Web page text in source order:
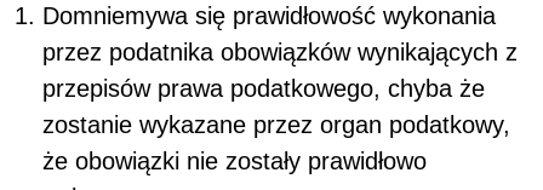
Domniemywa się prawidłowość wykonania
przez podatnika obowiązków wynikających z
przepisów prawa podatkowego, chyba że
zostanie wykazane przez organ podatkowy,
że obowiązki nie zostały prawidłowo